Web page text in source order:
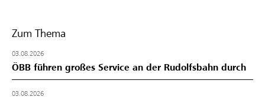
Zum Thema
03.08.2026
ÖBB führen großes Service an der Rudolfsbahn durch
03.08.2026